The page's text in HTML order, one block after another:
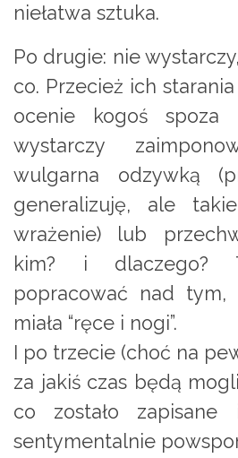
niełatwa sztuka.
Po drugie: nie
co. Przecież ich
ocenie kogoś spoza
wystarczy
wulgarna odzywką
generalizuję, ale
wrażenie) lub
kim? i dlaczego?
popracować nad tym,
miała “ręce i nogi”.
I po trzecie (choć na
za jakiś czas będą
co zostało
sentymentalnie